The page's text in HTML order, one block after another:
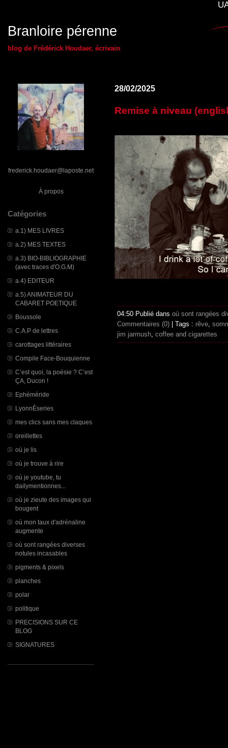
Branloire pérenne
blog de Frédérick Houdaer, écrivain
frederick.houdaer@laposte.net
À propos
Catégories
a.1) MES LIVRES
a.2) MES TEXTES
a.3) BIO-BIBLIOGRAPHIE
(avec traces d'O.G.M)
a.4) EDITEUR
a.5) ANIMATEUR DU
CABARET POETIQUE
Boussole
C.A.P de lettres
carottages littéraires
Compile Face-Bouquienne
C’est quoi, la poésie ? C’est
ÇA, Ducon !
Ephéméride
LyonnÈseries
mes clics sans mes claques
oreillettes
où je lis
où je trouve à rire
où je youtube, tu
dailymentionnes...
où je zieute des images qui
bougent
où mon taux d'adrénaline
augmente
où sont rangées diverses
notules incasables
pigments & pixels
planches
polar
politique
PRECISIONS SUR CE
BLOG
SIGNATURES
28/02/2025
Remise à niveau
04:50 Publié dans où sont rangées
Commentaires (0) | Tags : rêve,
jim jarmush, coffee and cigarettes